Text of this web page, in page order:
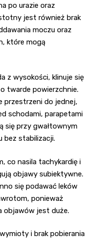
po urazie oraz
jest również brak
moczu oraz
które mogą
z wysokości, klinuje się
twarde powierzchnie.
przestrzeni do jednej,
schodami, parapetami
się przy gwałtownym
bez stabilizacji.
co nasila tachykardię i
objawy subiektywne.
się podawać leków
ponieważ
objawów jest duże.
i brak pobierania